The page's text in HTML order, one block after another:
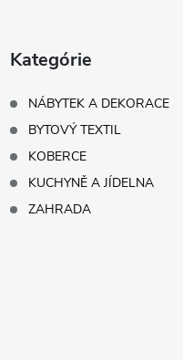
Kategórie
NÁBYTEK A DEKORACE
BYTOVÝ TEXTIL
KOBERCE
KUCHYNĚ A JÍDELNA
ZAHRADA